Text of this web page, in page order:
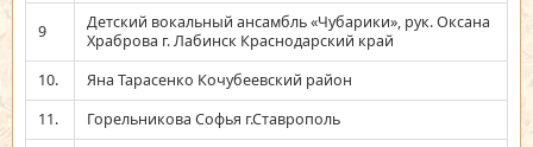
9
Детский вокальный ансамбль «Чубарики», рук. Оксана
Храброва г. Лабинск Краснодарский край
10.
Яна Тарасенко Кочубеевский район
11.
Горельникова Софья г.Ставрополь